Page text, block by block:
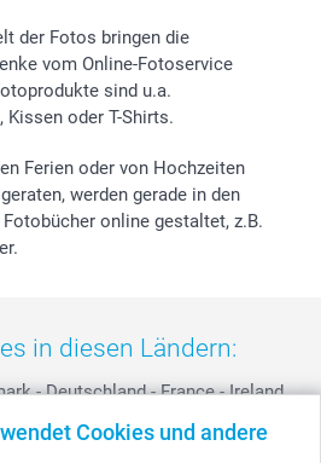
Cookies und andere
der Fotos bringen die
vom Online-Fotoservice
sind u.a.
oder T-Shirts.
Ferien oder von Hochzeiten
werden gerade in den
online gestaltet, z.B.
in diesen Ländern:
- Deutschland - France - Ireland
- Schweiz Suisse -